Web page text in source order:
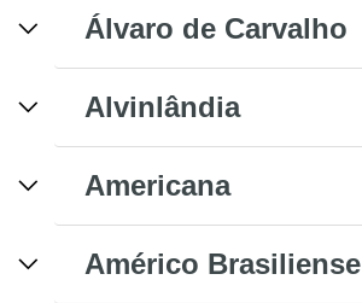
Álvaro de Carvalho
Alvinlândia
Americana
Américo Brasiliense